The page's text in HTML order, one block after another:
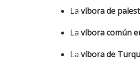
La víbora de
La víbora común
La víbora de